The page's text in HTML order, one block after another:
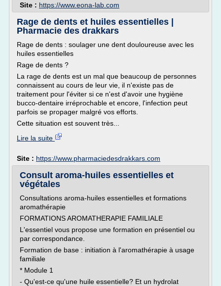
Site : https://www.eona-lab.com
Rage de dents et huiles essentielles |
Pharmacie des drakkars
Rage de dents : soulager une dent douloureuse avec les
huiles essentielles
Rage de dents ?
La rage de dents est un mal que beaucoup de personnes
connaissent au cours de leur vie, il n'existe pas de
traitement pour l'éviter si ce n'est d'avoir une hygiène
bucco-dentaire irréprochable et encore, l'infection peut
parfois se propager malgré vos efforts.
Cette situation est souvent très...
Lire la suite
Site : https://www.pharmaciedesdrakkars.com
Consult aroma-huiles essentielles et
végétales
Consultations aroma-huiles essentielles et formations
aromathérapie
FORMATIONS AROMATHERAPIE FAMILIALE
L'essentiel vous propose une formation en présentiel ou
par correspondance.
Formation de base : initiation à l'aromathérapie à usage
familiale
* Module 1
- Qu'est-ce qu'une huile essentielle? Et un hydrolat